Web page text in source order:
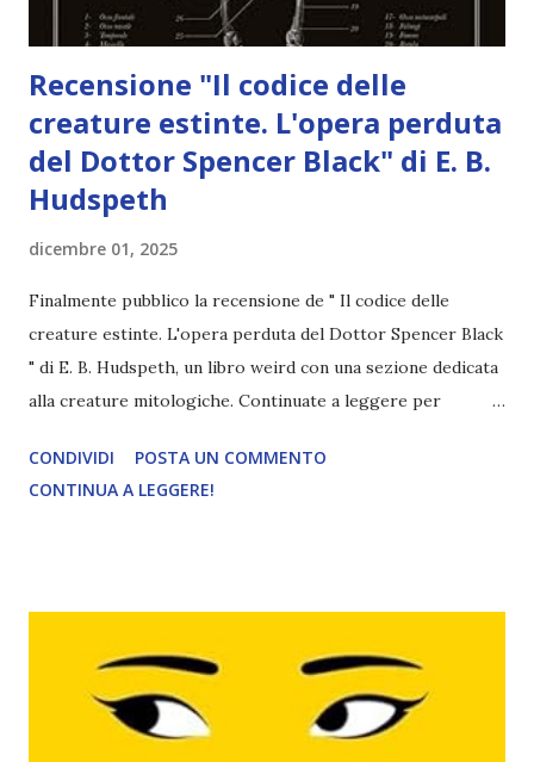
Recensione "Il codice delle
creature estinte. L'opera perduta
del Dottor Spencer Black" di E. B.
Hudspeth
dicembre 01, 2025
Finalmente pubblico la recensione de " Il codice delle
creature estinte. L'opera perduta del Dottor Spencer Black
" di E. B. Hudspeth, un libro weird con una sezione dedicata
alla creature mitologiche. Continuate a leggere per
estinte. L'opera perduta del Dottor Spencer Black Autore:
E. B. Hudspeth Editore: Moscabianca Editore Pagine: 192
Black si forma presso la prestigiosa Accademia di medicina,
dove sviluppa un’insolita teoria: le più famose creature
mitologiche della storia, come sirene, minotauri e arpie,
CONDIVIDI
POSTA UN COMMENTO
CONTINUA A LEGGERE!